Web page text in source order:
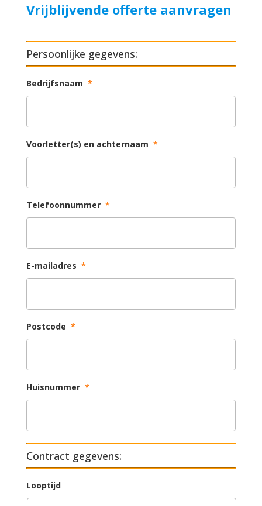
Vrijblijvende offerte aanvragen
Persoonlijke gegevens:
Bedrijfsnaam *
Voorletter(s) en achternaam *
Telefoonnummer *
E-mailadres *
Postcode *
Huisnummer *
Contract gegevens:
Looptijd